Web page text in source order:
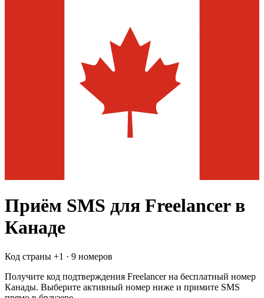
Приём SMS для Freelancer в
Канаде
Код страны +1 · 9 номеров
Получите код подтверждения Freelancerна бесплатный номер
Канады. Выберите активный номер ниже и примите SMS